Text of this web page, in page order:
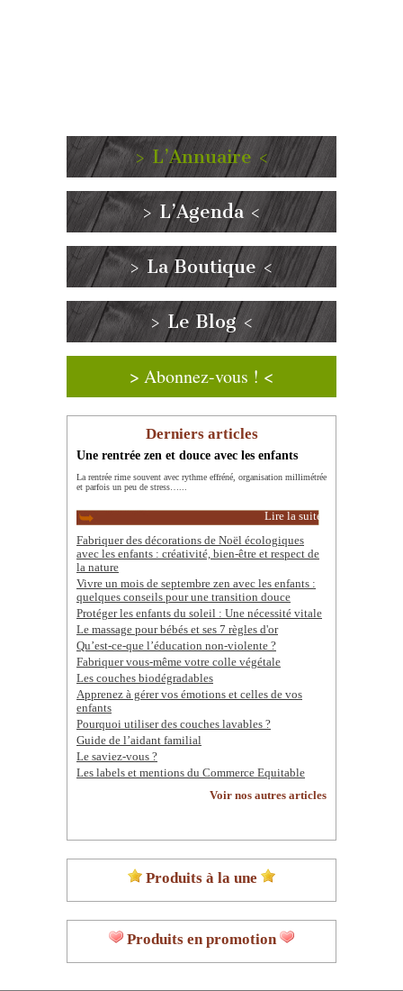
> L’Annuaire <
> L’Agenda <
> La Boutique <
> Le Blog <
> Abonnez-vous ! <
Derniers articles
Une rentrée zen et douce avec les enfants
La rentrée rime souvent avec rythme effréné, organisation millimétrée
et parfois un peu de stress…...
Lire la suite
Fabriquer des décorations de Noël écologiques
avec les enfants : créativité, bien-être et respect de
la nature
Vivre un mois de septembre zen avec les enfants :
quelques conseils pour une transition douce
Protéger les enfants du soleil : Une nécessité vitale
Le massage pour bébés et ses 7 règles d'or
Qu’est-ce-que l’éducation non-violente ?
Fabriquer vous-même votre colle végétale
Les couches biodégradables
Apprenez à gérer vos émotions et celles de vos
enfants
Pourquoi utiliser des couches lavables ?
Guide de l’aidant familial
Le saviez-vous ?
Les labels et mentions du Commerce Equitable
Voir nos autres articles
Produits à la une
Produits en promotion